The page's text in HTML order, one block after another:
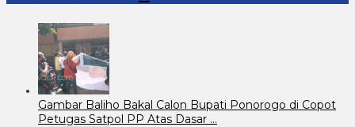
Gambar Baliho Bakal Calon Bupati Ponorogo di Copot
Petugas Satpol PP Atas Dasar …